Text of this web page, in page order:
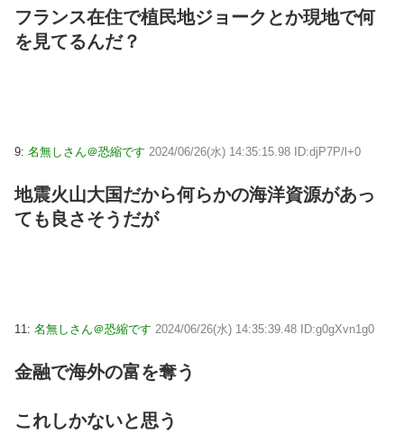
フランス在住で植民地ジョークとか現地で何
を見てるんだ？
9: 名無しさん＠恐縮です 2024/06/26(水) 14:35:15.98 ID:djP7P/l+0
地震火山大国だから何らかの海洋資源があっ
ても良さそうだが
11: 名無しさん＠恐縮です 2024/06/26(水) 14:35:39.48 ID:g0gXvn1g0
金融で海外の富を奪う
これしかないと思う